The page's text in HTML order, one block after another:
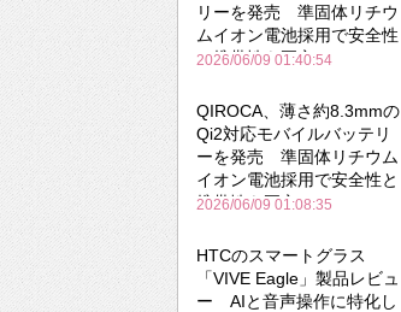
リーを発売 準固体リチウ
ムイオン電池採用で安全性
と携帯性を両立
2026/06/09 01:40:54
QIROCA、薄さ約8.3mmの
Qi2対応モバイルバッテリ
ーを発売 準固体リチウム
イオン電池採用で安全性と
携帯性を両立
2026/06/09 01:08:35
HTCのスマートグラス
「VIVE Eagle」製品レビュ
ー AIと音声操作に特化し